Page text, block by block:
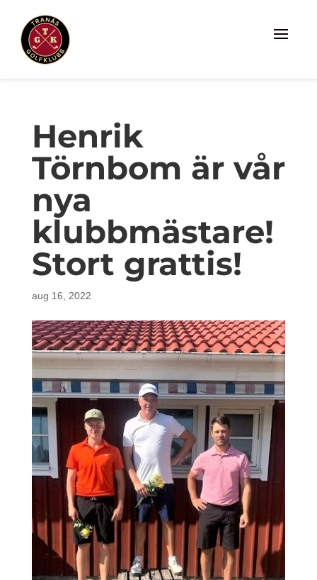
Henrik
Törnbom är vår
nya
klubbmästare!
Stort grattis!
aug 16, 2022